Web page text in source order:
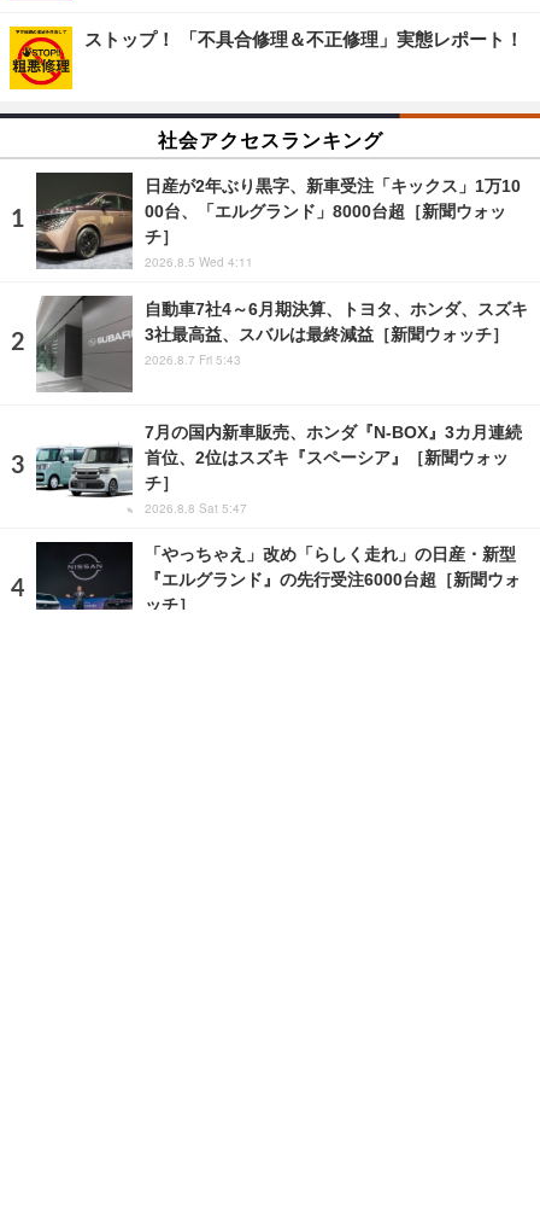
ストップ！ 「不具合修理＆不正修理」実態レポート！
社会アクセスランキング
日産が2年ぶり黒字、新車受注「キックス」1万10
00台、「エルグランド」8000台超［新聞ウォッ
チ］
2026.8.5 Wed 4:11
自動車7社4～6月期決算、トヨタ、ホンダ、スズキ
3社最高益、スバルは最終減益［新聞ウォッチ］
2026.8.7 Fri 5:43
7月の国内新車販売、ホンダ『N-BOX』3カ月連続
首位、2位はスズキ『スペーシア』［新聞ウォッ
チ］
2026.8.8 Sat 5:47
「やっちゃえ」改め「らしく走れ」の日産・新型
『エルグランド』の先行受注6000台超［新聞ウォ
ッチ］